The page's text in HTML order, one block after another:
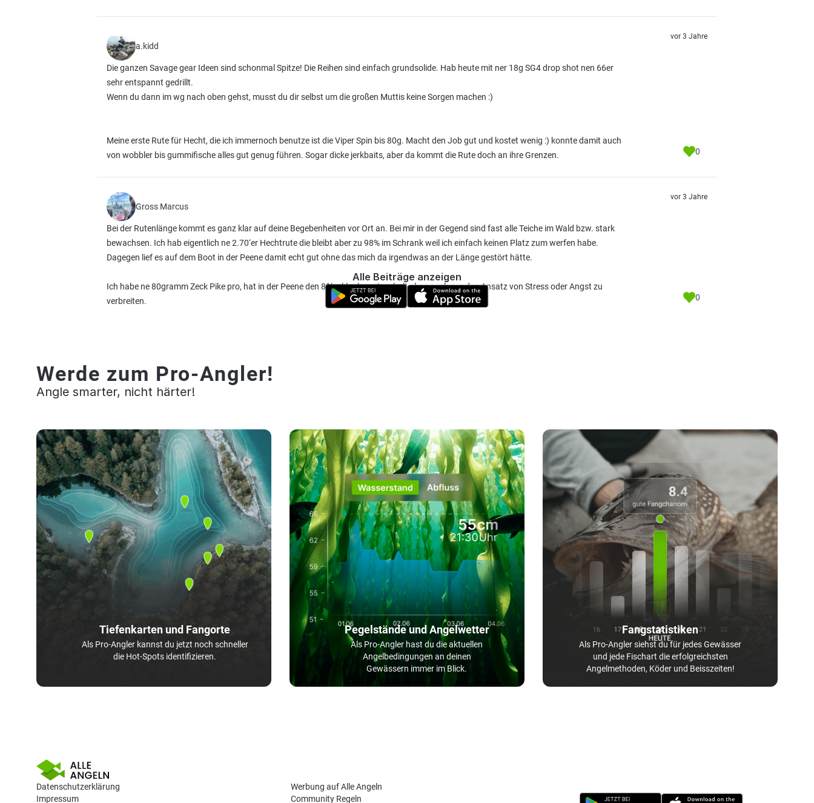
a.kidd
Die ganzen Savage gear Ideen sind schonmal Spitze! Die Reihen sind einfach grundsolide. Hab heute mit ner 18g SG4 drop shot nen 66er
sehr entspannt gedrillt.
Wenn du dann im wg nach oben gehst, musst du dir selbst um die großen Muttis keine Sorgen machen :)
Meine erste Rute für Hecht, die ich immernoch benutze ist die Viper Spin bis 80g. Macht den Job gut und kostet wenig :) konnte damit auch
von wobbler bis gummifische alles gut genug führen. Sogar dicke jerkbaits, aber da kommt die Rute doch an ihre Grenzen.
vor 3 Jahre
0
Gross Marcus
Bei der Rutenlänge kommt es ganz klar auf deine Begebenheiten vor Ort an. Bei mir in der Gegend sind fast alle Teiche im Wald bzw. stark
bewachsen. Ich hab eigentlich ne 2.70‘er Hechtrute die bleibt aber zu 98% im Schrank weil ich einfach keinen Platz zum werfen habe.
Dagegen lief es auf dem Boot in der Peene damit echt gut ohne das mich da irgendwas an der Länge gestört hätte.
Ich habe ne 80gramm Zeck Pike pro, hat in der Peene den 89‘er klaglos reingeholt ohne auch nur den Ansatz von Stress oder Angst zu
verbreiten.
vor 3 Jahre
0
Alle Beiträge anzeigen
Werde zum Pro-Angler!
Angle smarter, nicht härter!
Tiefenkarten und Fangorte
Als Pro-Angler kannst du jetzt noch schneller
die Hot-Spots identifizieren.
Pegelstände und Angelwetter
Als Pro-Angler hast du die aktuellen
Angelbedingungen an deinen
Gewässern immer im Blick.
Fangstatistiken
Als Pro-Angler siehst du für jedes Gewässer
und jede Fischart die erfolgreichsten
Angelmethoden, Köder und Beisszeiten!
Datenschutzerklärung
Impressum
Werbung auf Alle Angeln
Community Regeln